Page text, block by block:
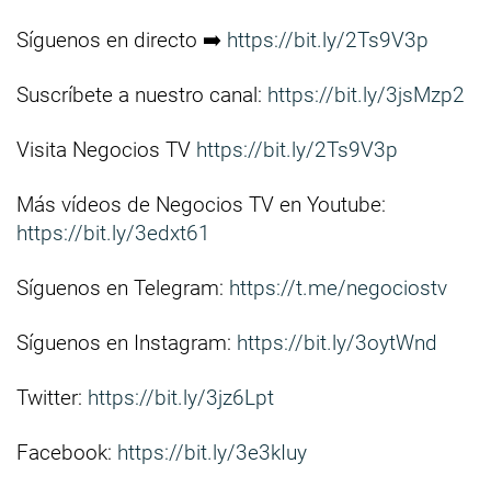
Síguenos en directo ➡️ https://bit.ly/2Ts9V3p
Suscríbete a nuestro canal: https://bit.ly/3jsMzp2
Visita Negocios TV https://bit.ly/2Ts9V3p
Más vídeos de Negocios TV en Youtube:
https://bit.ly/3edxt61
Síguenos en Telegram: https://t.me/negociostv
Síguenos en Instagram: https://bit.ly/3oytWnd
Twitter: https://bit.ly/3jz6Lpt
Facebook: https://bit.ly/3e3kIuy